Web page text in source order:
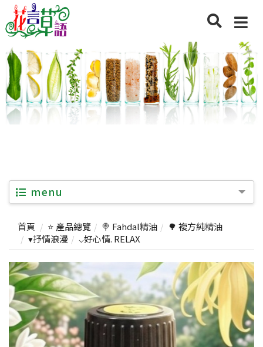
menu
首頁 ⭐ 產品總覽 🍭 Fahdal精油
🌳 複方純精油
▾抒情浪漫
⌵好心情. RELAX